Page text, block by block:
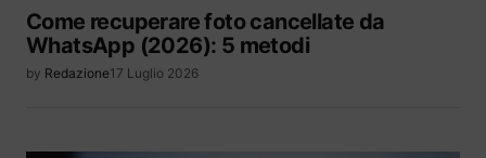
Come recuperare foto cancellate da
WhatsApp (2026): 5 metodi
by Redazione17 Luglio 2026